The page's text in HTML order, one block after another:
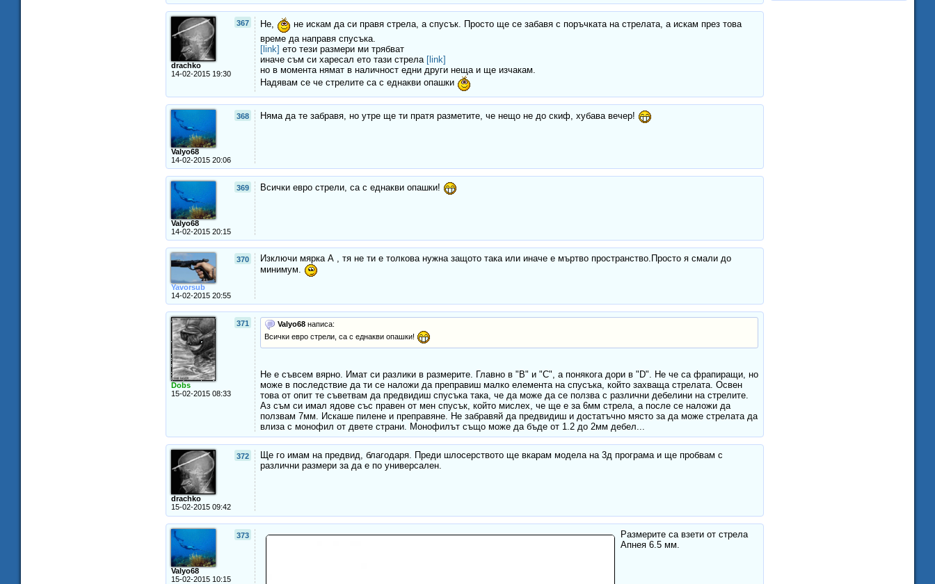
367
drachko
14-02-2015 19:30
Не,
не искам да си правя стрела, а спусък. Просто ще се забавя с поръчката на стрелата, а искам през това
време да направя спусъка.
[link] ето тези размери ми трябват
иначе съм си харесал ето тази стрела [link]
но в момента нямат в наличност едни други неща и ще изчакам.
Надявам се че стрелите са с еднакви опашки
368
Valyo68
14-02-2015 20:06
Няма да те забравя, но утре ще ти пратя разметите, че нещо не до скиф, хубава вечер!
369
Valyo68
14-02-2015 20:15
Всички евро стрели, са с еднакви опашки!
370
Yavorsub
14-02-2015 20:55
Изключи мярка А , тя не ти е толкова нужна защото така или иначе е мъртво пространство.Просто я смали до
минимум.
371
Dobs
15-02-2015 08:33
Valyo68 написа:
Всички евро стрели, са с еднакви опашки!
Не е съвсем вярно. Имат си разлики в размерите. Главно в "B" и "C", a понякога дори в "D". Не че са фрапиращи, но
може в последствие да ти се наложи да преправиш малко елемента на спусъка, който захваща стрелата. Освен
това от опит те съветвам да предвидиш спусъка така, че да може да се ползва с различни дебелини на стрелите.
Аз съм си имал ядове със правен от мен спусък, който мислех, че ще е за 6мм стрела, а после се наложи да
ползвам 7мм. Искаше пилене и преправяне. Не забравяй да предвидиш и достатъчно място за да може стрелата да
влиза с монофил от двете страни. Монофилът също може да бъде от 1.2 до 2мм дебел...
372
drachko
15-02-2015 09:42
Ще го имам на предвид, благодаря. Преди шлосерството ще вкарам модела на 3д програма и ще пробвам с
различни размери за да е по универсален.
373
Valyo68
15-02-2015 10:15
Размерите са взети от стрела
Апнея 6.5 мм.